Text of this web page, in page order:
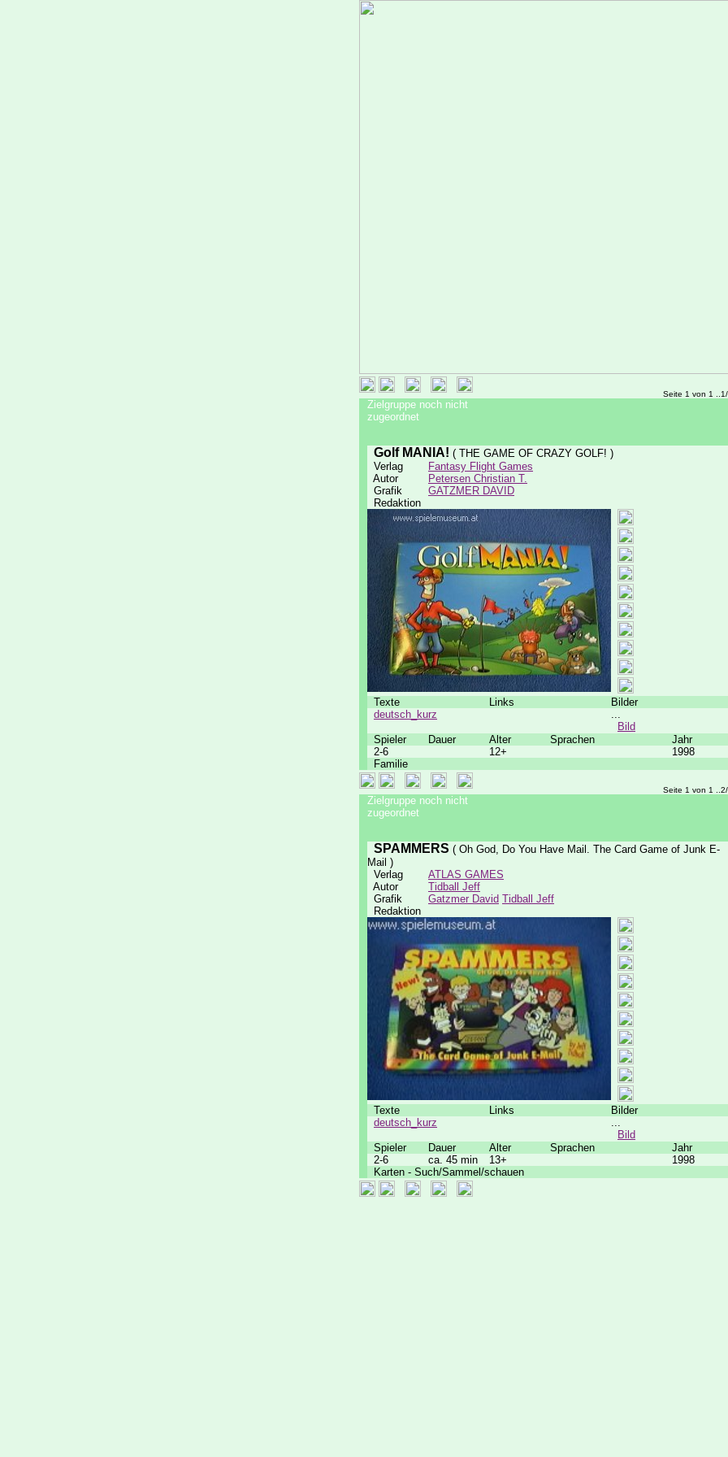
Seite 1 von 1
Zielgruppe noch nicht
zugeordnet
Golf MANIA! ( THE GAME OF CRAZY GOLF! )
Verlag
Fantasy Flight Games
Autor
Petersen Christian T.
Grafik
GATZMER DAVID
Redaktion
Texte Links
Bilder
deutsch_kurz
...
Bild
Spieler
Dauer Alter Sprachen
Jahr
2-6
12+
1998
Familie
Seite 1 von 1
Zielgruppe noch nicht
zugeordnet
SPAMMERS ( Oh God, Do You Have Mail. The Card Game of Junk E-
Mail )
Verlag
ATLAS GAMES
Autor
Tidball Jeff
Grafik
Gatzmer David Tidball Jeff
Redaktion
Texte Links
Bilder
deutsch_kurz
...
Bild
Spieler
Dauer Alter Sprachen
Jahr
2-6
ca. 45 min 13+
1998
Karten - Such/Sammel/schauen